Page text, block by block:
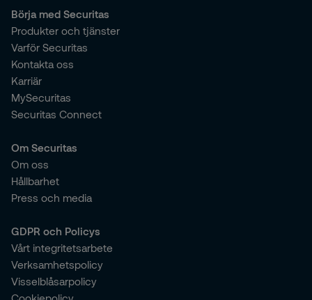
Börja med Securitas
Produkter och tjänster
Varför Securitas
Kontakta oss
Karriär
MySecuritas
Securitas Connect
Om Securitas
Om oss
Hållbarhet
Press och media
GDPR och Policys
Vårt integritetsarbete
Verksamhetspolicy
Visselblåsarpolicy